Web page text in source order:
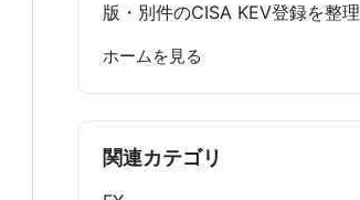
版・別件のCISA KEV登録を整理
ホームを見る
関連カテゴリ